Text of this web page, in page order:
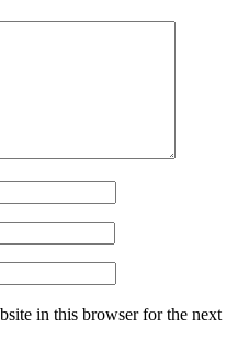
in this browser for the next